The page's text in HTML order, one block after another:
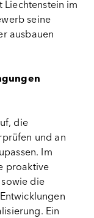
Liechtenstein im
seine
ausbauen
die
und an
Im
proaktive
die
Ein